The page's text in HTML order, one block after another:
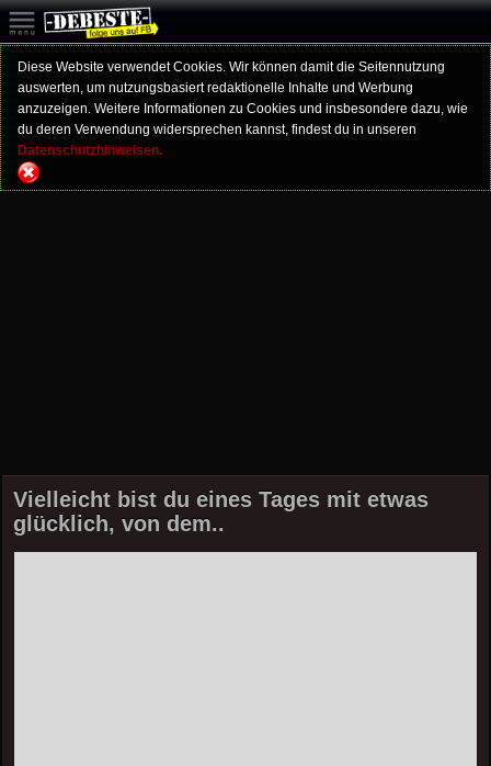
Diese Website verwendet Cookies. Wir können damit die Seitennutzung
auswerten, um nutzungsbasiert redaktionelle Inhalte und Werbung
anzuzeigen. Weitere Informationen zu Cookies und insbesondere dazu, wie
du deren Verwendung widersprechen kannst, findest du in unseren
Datenschutzhinweisen.
Vielleicht bist du eines Tages mit etwas
glücklich, von dem..